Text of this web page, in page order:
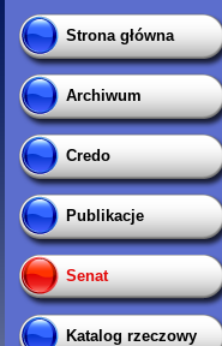
Strona główna
Archiwum
Credo
Publikacje
Senat
Katalog rzeczowy